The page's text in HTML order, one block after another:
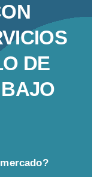
DE